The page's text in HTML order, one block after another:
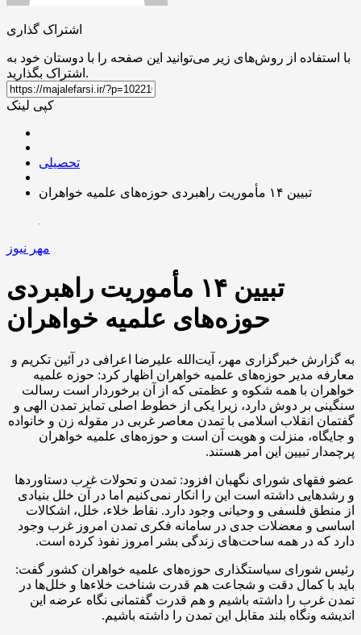
اشتراک گذاری
با استفاده از روش‌های زیر می‌توانید این صفحه را با دوستان خود به
اشتراک بگذارید.
کپی لینک
تحصیلی
تبیین ۱۴ مأموریت راهبردی حوزه‌های علمیه خواهران
مهر نیوز
تبیین ۱۴ مأموریت راهبردی
حوزه‌های علمیه خواهران
به گزارش خبرگزاری مهر، آیت‌الله علیرضا اعرافی در آئین تکریم و
معارفه مدیر حوزه‌های علمیه خواهران اظهار کرد: حوزه علمیه
خواهران با همه شکوه و عظمتی که از آن برخوردار است رسالت
سنگینی بر دوش دارد، زیرا یکی از خطوط اصلی تمایز تمدن الهی و
گفتمان انقلاب اسلامی با تمدن معاصر غربی در مقوله زن و خانواده
و جایگاه، منزلت و هویت آن است و حوزه‌های علمیه خواهران
پرچمدار تبیین این امر هستند.
عضو فقهای شورای نگهبان افزود: تمدن و تحولات غرب دستاوردها
و رشدهایی داشته است این را انکار نمی‌کنیم اما در آن خلل بنیادی
از منطق فلسفی و وحیانی وجود دارد. نقاط خلاء، خلل، اشکالات
اساسی و معضلات جدی در سامانه فکری تمدن امروز غرب وجود
دارد که در همه ساحت‌های زندگی بشر امروز نفوذ کرده است.
رئیس شورای سیاستگذاری حوزه‌های علمیه خواهران کشور گفت:
باید با کمال دقت و شجاعت هم قدرت شناخت خلاءها و خلل‌ها در
تمدن غرب را داشته باشیم و هم قدرت گفتمانی نگاه عرضه این
اندیشه ونگاه بلند مقابل این تمدن را داشته باشیم.